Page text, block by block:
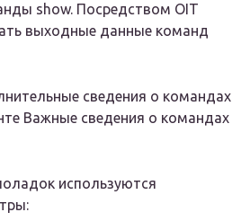
show. Посредством OIT
выходные данные команд
сведения о командах
Важные сведения о командах
используются